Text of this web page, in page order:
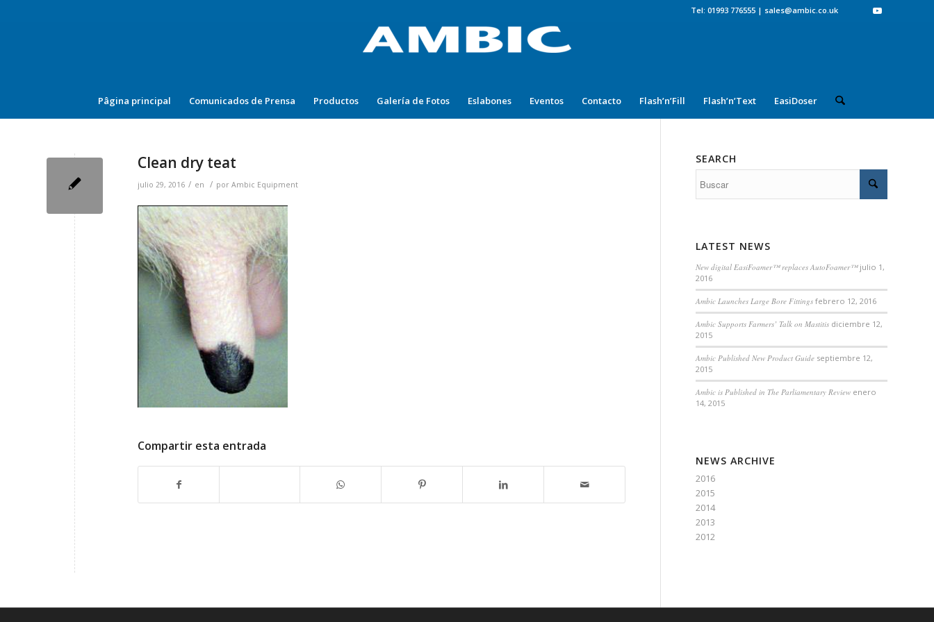
Tel: 01993 776555 | sales@ambic.co.uk
Pâgina principal Comunicados de Prensa Productos Galería de Fotos Eslabones Eventos Contacto Flash’n’Fill Flash’n’Text EasiDoser
Clean dry teat
julio 29, 2016 / en / por Ambic Equipment
Compartir esta entrada
SEARCH
LATEST NEWS
New digital EasiFoamer™ replaces AutoFoamer™ julio 1,
2016
Ambic Launches Large Bore Fittings febrero 12, 2016
Ambic Supports Farmers’ Talk on Mastitis diciembre 12,
2015
Ambic Published New Product Guide septiembre 12,
2015
Ambic is Published in The Parliamentary Review enero
14, 2015
NEWS ARCHIVE
2016
2015
2014
2013
2012